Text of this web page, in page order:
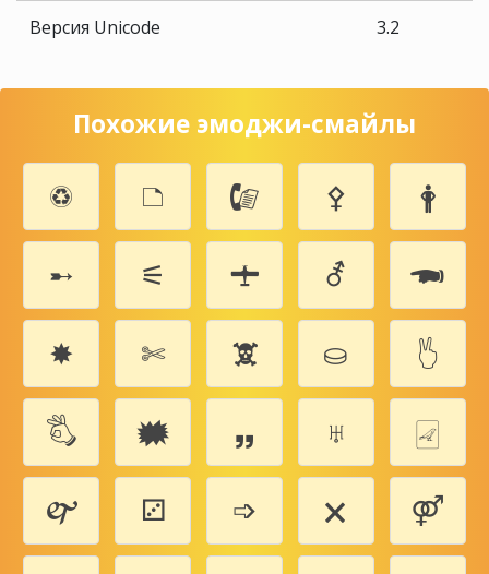
Версия Unicode 3.2
Похожие эмоджи-смайлы
♽ 🗅 🕼 ⚴
🛉
➸
⚟ 🛨 ⚦
🖚
✸
✄ 🕱 ⛀
🖔
🖏
🗰 🙸 ♅
🀐
🙱
⚂ ➩ 🗙
⚤